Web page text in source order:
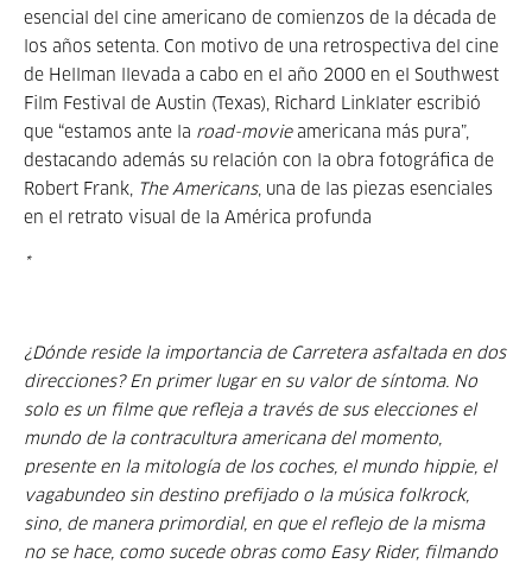
esencial del cine americano de comienzos de la década de
los años setenta. Con motivo de una retrospectiva del cine
de Hellman llevada a cabo en el año 2000 en el Southwest
Film Festival de Austin (Texas), Richard Linklater escribió
que “estamos ante la road-movieamericana más pura”,
destacando además su relación con la obra fotográfica de
Robert Frank, The Americans, una de las piezas esenciales
en el retrato visual de la América profunda
*
¿Dónde reside la importancia de Carretera asfaltada en dos
direcciones? En primer lugar en su valor de síntoma. No
solo es un filme que refleja a través de sus elecciones el
mundo de la contracultura americana del momento,
presente en la mitología de los coches, el mundo hippie, el
vagabundeo sin destino prefijado o la música folkrock,
sino, de manera primordial, en que el reflejo de la misma
no se hace, como sucede obras como Easy Rider, filmando